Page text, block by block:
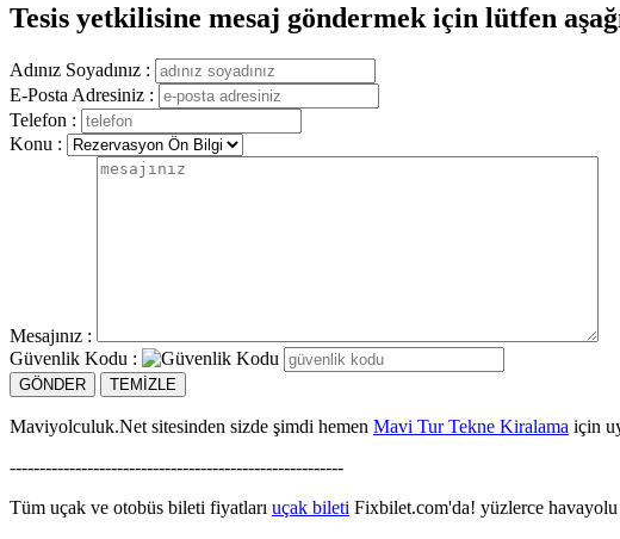
Tesis yetkilisine mesaj göndermek için lütfen
Adınız Soyadınız :
E-Posta Adresiniz :
Telefon :
Konu :
Mesajınız :
Güvenlik Kodu :
Maviyolculuk.Net sitesinden sizde şimdi hemen Mavi Tur Tekne Kiralama için
--------------------------------------------------------
Tüm uçak ve otobüs bileti fiyatları uçak bileti Fixbilet.com'da! yüzlerce havayolu